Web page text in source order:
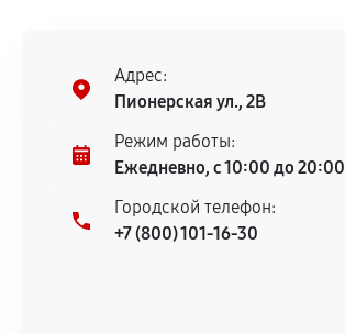
Адрес:
Пионерская ул., 2В
Режим работы:
Ежедневно, с 10:00 до 20:00
Городской телефон:
+7 (800) 101-16-30